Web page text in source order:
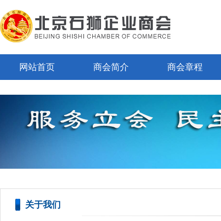
网站首页 商会简介 商会章程
关于我们